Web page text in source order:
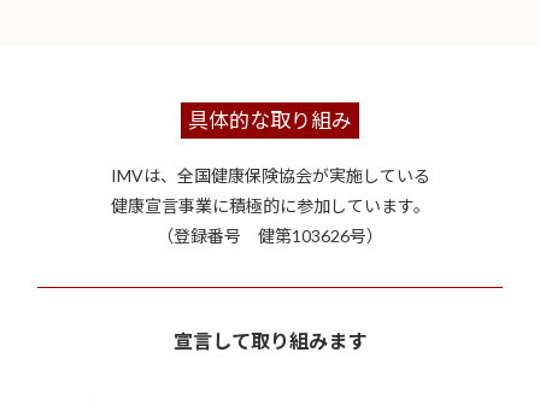
具体的な取り組み
IMVは、全国健康保険協会が実施している
健康宣言事業に積極的に参加しています。
（登録番号 健第103626号）
宣言して取り組みます